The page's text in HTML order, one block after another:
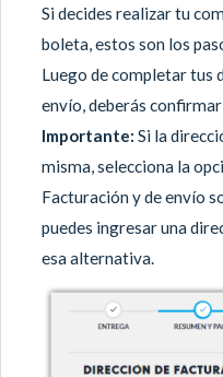
Si decides realizar tu
boleta, estos son los
Luego de completar tus
envío, deberás
Importante: Si la
misma, selecciona la
Facturación y de envío
puedes ingresar una
esa alternativa.